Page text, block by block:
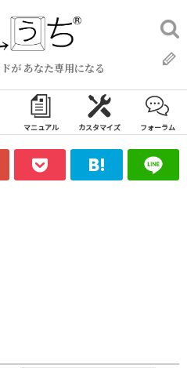
が あなた専用になる
検
索:
マニュアル カスタマイズ フォーラム